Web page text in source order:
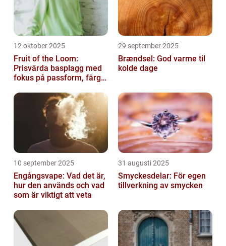
12 oktober 2025
Fruit of the Loom:
Prisvärda basplagg med
fokus på passform, färg
29 september 2025
Brændsel: God varme til
kolde dage
10 september 2025
Engångsvape: Vad det är,
hur den används och vad
som är viktigt att veta
31 augusti 2025
Smyckesdelar: För egen
tillverkning av smycken